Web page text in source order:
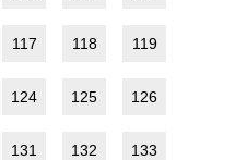
117 118 119
124 125 126
131 132 133